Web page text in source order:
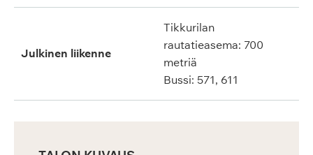
Julkinen liikenne
Tikkurilan
rautatieasema: 700
metriä
Bussi: 571, 611